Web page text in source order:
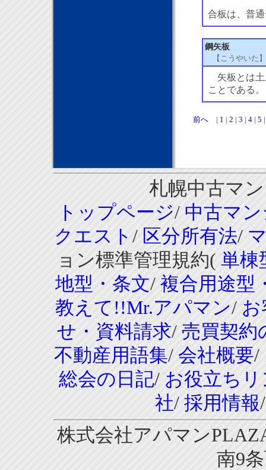
合板は、普
鋼矢板
【こうやいた】
矢板とは土
ことである。
前へ| 1 | 2 | 3 | 4| 5
札幌中古マ
トップページ/ 中古マ
クエスト / 区分所有法/
ョン標準管理規約( 単棟
地型・条文/ 複合用途型
教えて!!Mr.アパマン/ お
せ・資料請求/ 売買契約
不動産用語集/ 会社概要/
総会の日記/ お役立ち
社/ 採用情報
株式会社アパマン
南9